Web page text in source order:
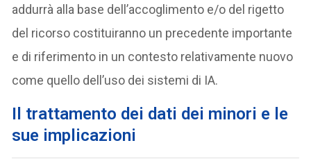
addurrà alla base dell’accoglimento e/o del rigetto
del ricorso costituiranno un precedente importante
e di riferimento in un contesto relativamente nuovo
come quello dell’uso dei sistemi di IA.
Il trattamento dei dati dei minori e le
sue implicazioni